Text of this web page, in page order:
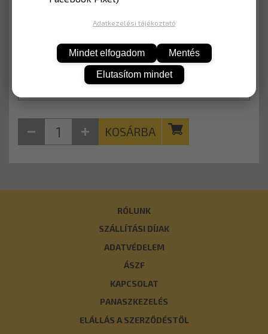
Nettó: 9 490 Ft
KOSÁRBA
RÓLUNK
SZÁLLÍTÁSI DÍJAK
ADATVÉDELEM
ÁSZF
KAPCSOLAT
PANASZKEZELÉS
ELÁLLÁS A SZERZŐDÉSTŐL
Adatkezelési tájékoztató
Mindet elfogadom Mentés
Elutasítom mindet